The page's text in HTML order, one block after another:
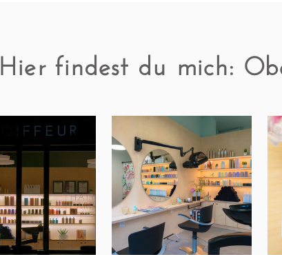
Hier findest du mich: